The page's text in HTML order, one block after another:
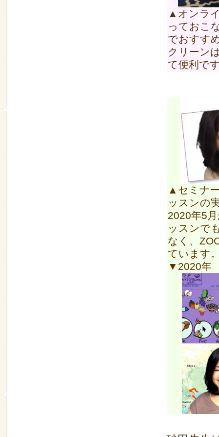
▲オンラ
っておこ
でおすす
クリーン
て便利で
▲セミナ
ッスンの
2020年5
ッスンで
なく、
ています
▼2020年